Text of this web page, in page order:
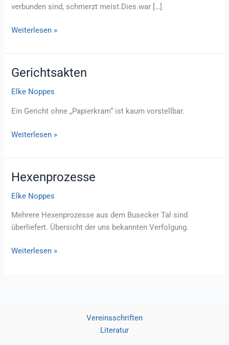
verbunden sind, schmerzt meist.Dies war […]
Abgaben
Steuern
Weiterlesen »
Gerichtsakten
Elke Noppes
Ein Gericht ohne „Papierkram“ ist kaum vorstellbar.
Gerichtsakten
Weiterlesen »
Hexenprozesse
Elke Noppes
Mehrere Hexenprozesse aus dem Busecker Tal sind
überliefert. Übersicht der uns bekannten Verfolgung.
Hexenprozesse
Weiterlesen »
Vereinsschriften
Literatur